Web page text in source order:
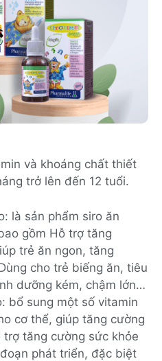
và khoáng chất thiết
trở lên đến 12 tuổi.
là sản phẩm siro ăn
gồm Hỗ trợ tăng
trẻ ăn ngon, tăng
cho trẻ biếng ăn, tiêu
dưỡng kém, chậm lớn…
bổ sung một số vitamin
cơ thể, giúp tăng cường
trợ tăng cường sức khỏe
phát triển, đặc biệt